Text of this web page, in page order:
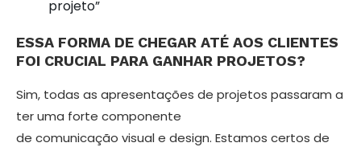
projeto”
ESSA FORMA DE CHEGAR ATÉ AOS CLIENTES
FOI CRUCIAL PARA GA­NHAR PROJETOS?
Sim, todas as apresentações de proje­tos passaram a
ter uma forte compo­nente
de comunicação visual e design. Estamos certos de